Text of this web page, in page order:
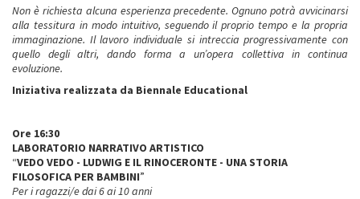
Non è richiesta alcuna esperienza precedente. Ognuno potrà avvicinarsi
alla tessitura in modo intuitivo, seguendo il proprio tempo e la propria
immaginazione. Il lavoro individuale si intreccia progressivamente con
quello degli altri, dando forma a un’opera collettiva in continua
evoluzione.
Iniziativa realizzata da Biennale Educational
Ore 16:30
LABORATORIO NARRATIVO ARTISTICO
“VEDO VEDO - LUDWIG E IL RINOCERONTE - UNA STORIA
FILOSOFICA PER BAMBINI”
Per i ragazzi/e dai 6 ai 10 anni